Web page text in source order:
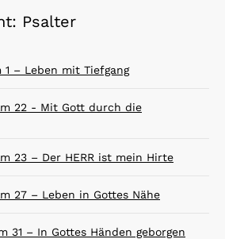
Psalter
1 – Leben mit Tiefgang
22 - Mit Gott durch die
23 – Der HERR ist mein Hirte
27 – Leben in Gottes Nähe
31 – In Gottes Händen geborgen